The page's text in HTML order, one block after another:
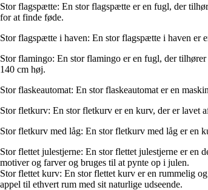
Stor flagspætte: En stor flagspætte er en fugl, der
for at finde føde.
Stor flagspætte i haven: En stor flagspætte i haven er
Stor flamingo: En stor flamingo er en fugl, der
140 cm høj.
Stor flaskeautomat: En stor flaskeautomat er en
Stor fletkurv: En stor fletkurv er en kurv, der er lavet
Stor fletkurv med låg: En stor fletkurv med låg er en
Stor flettet julestjerne: En stor flettet julestjerne er
motiver og farver og bruges til at pynte op i julen.
Stor flettet kurv: En stor flettet kurv er en rummelig
appel til ethvert rum med sit naturlige udseende.